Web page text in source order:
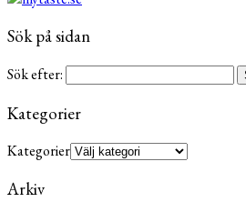
Sök på sidan
Sök efter:
Kategorier
Kategorier
Arkiv